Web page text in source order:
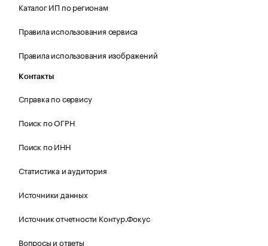
Каталог ИП по регионам
Правила использования сервиса
Правила использования изображений
Контакты
Справка по сервису
Поиск по ОГРН
Поиск по ИНН
Статистика и аудитория
Источники данных
Источник отчетности Контур.Фокус
Вопросы и ответы